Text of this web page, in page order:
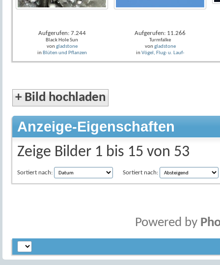
Aufgerufen: 7.244
Black Hole Sun
von gladstone
in Blüten und Pflanzen
Aufgerufen: 11.266
Turmfalke
von gladstone
in Vögel, Flug- u. Lauf-
+ Bild hochladen
Anzeige-Eigenschaften
Zeige Bilder 1 bis 15 von 53
Sortiert nach: Sortiert nach:
Powered by